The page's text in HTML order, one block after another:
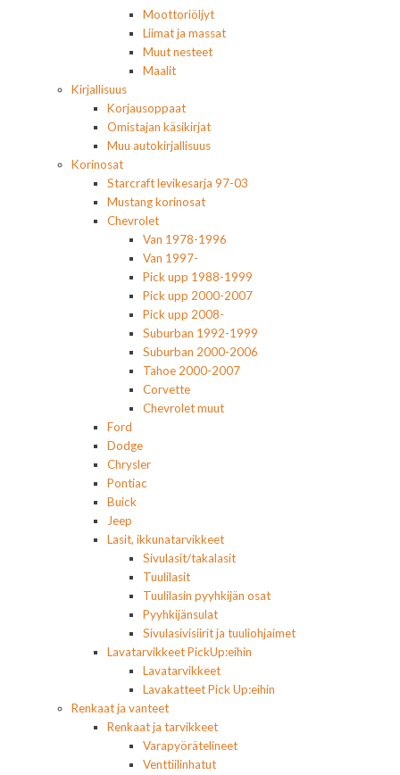
Moottoriöljyt
Liimat ja massat
Muut nesteet
Maalit
Kirjallisuus
Korjausoppaat
Omistajan käsikirjat
Muu autokirjallisuus
Korinosat
Starcraft levikesarja 97-03
Mustang korinosat
Chevrolet
Van 1978-1996
Van 1997-
Pick upp 1988-1999
Pick upp 2000-2007
Pick upp 2008-
Suburban 1992-1999
Suburban 2000-2006
Tahoe 2000-2007
Corvette
Chevrolet muut
Ford
Dodge
Chrysler
Pontiac
Buick
Jeep
Lasit, ikkunatarvikkeet
Sivulasit/takalasit
Tuulilasit
Tuulilasin pyyhkijän osat
Pyyhkijänsulat
Sivulasivisiirit ja tuuliohjaimet
Lavatarvikkeet PickUp:eihin
Lavatarvikkeet
Lavakatteet Pick Up:eihin
Renkaat ja vanteet
Renkaat ja tarvikkeet
Varapyörätelineet
Venttiilinhatut